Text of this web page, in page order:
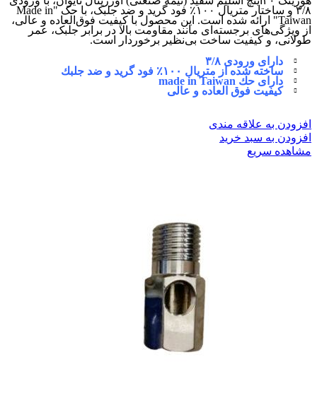
۳/۸ و ساختار متریال ١٠٠٪‏ فود گرید و ضد جلبک، با حک "Made in
Taiwan" ارائه شده است. این محصول با کیفیت فوق‌العاده و عالی،
از ویژگی‌های برجسته‌ای مانند مقاومت بالا در برابر جلبک، عمر
طولانی، و کیفیت ساخت بی‌نظیر برخوردار است.
دارای ورودی ۳/۸
ساخته شده از متريال ١٠٠٪‏ فود گريد و ضد جلبك
دارای حك made in Taiwan
کیفیت فوق العاده و عالی
افزودن به علاقه مندی
افزودن به سبد خرید
مشاهده سریع